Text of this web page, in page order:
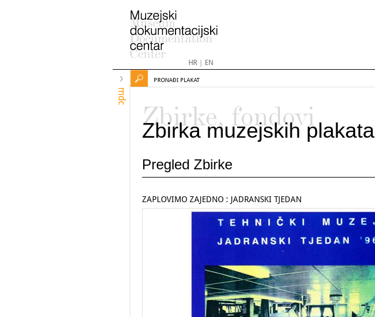
HR| EN
mdc
PRONAĐI PLAKAT
Zbirke, fondovi
Zbirka muzejskih plakata
Pregled Zbirke
ZAPLOVIMO ZAJEDNO : JADRANSKI TJEDAN